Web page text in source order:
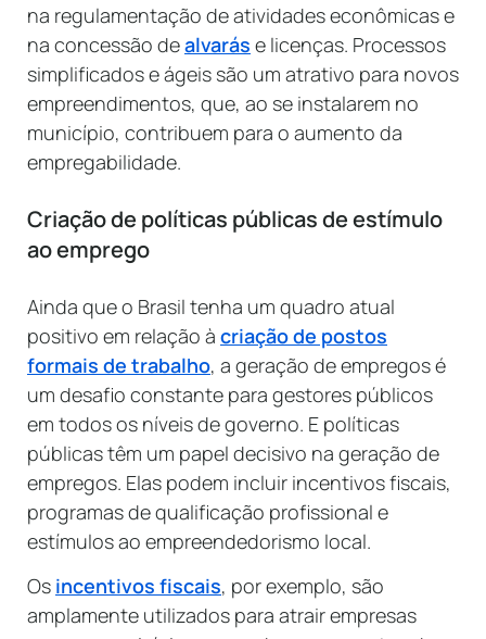
na regulamentação de atividades econômicas e
na concessão dealvarás e licenças. Processos
simplificados e ágeis são um atrativo para novos
empreendimentos, que, ao se instalarem no
município, contribuem para o aumento da
empregabilidade.
Criação de políticas públicas de estímulo
ao emprego
Ainda que o Brasil tenha um quadro atual
positivo em relação à criação de postos
formais de trabalho, a geração de empregos é
um desafio constante para gestores públicos
em todos os níveis de governo. E políticas
públicas têm um papel decisivo na geração de
empregos. Elas podem incluir incentivos fiscais,
programas de qualificação profissional e
estímulos ao empreendedorismo local.
Os incentivos fiscais, por exemplo, são
amplamente utilizados para atrair empresas